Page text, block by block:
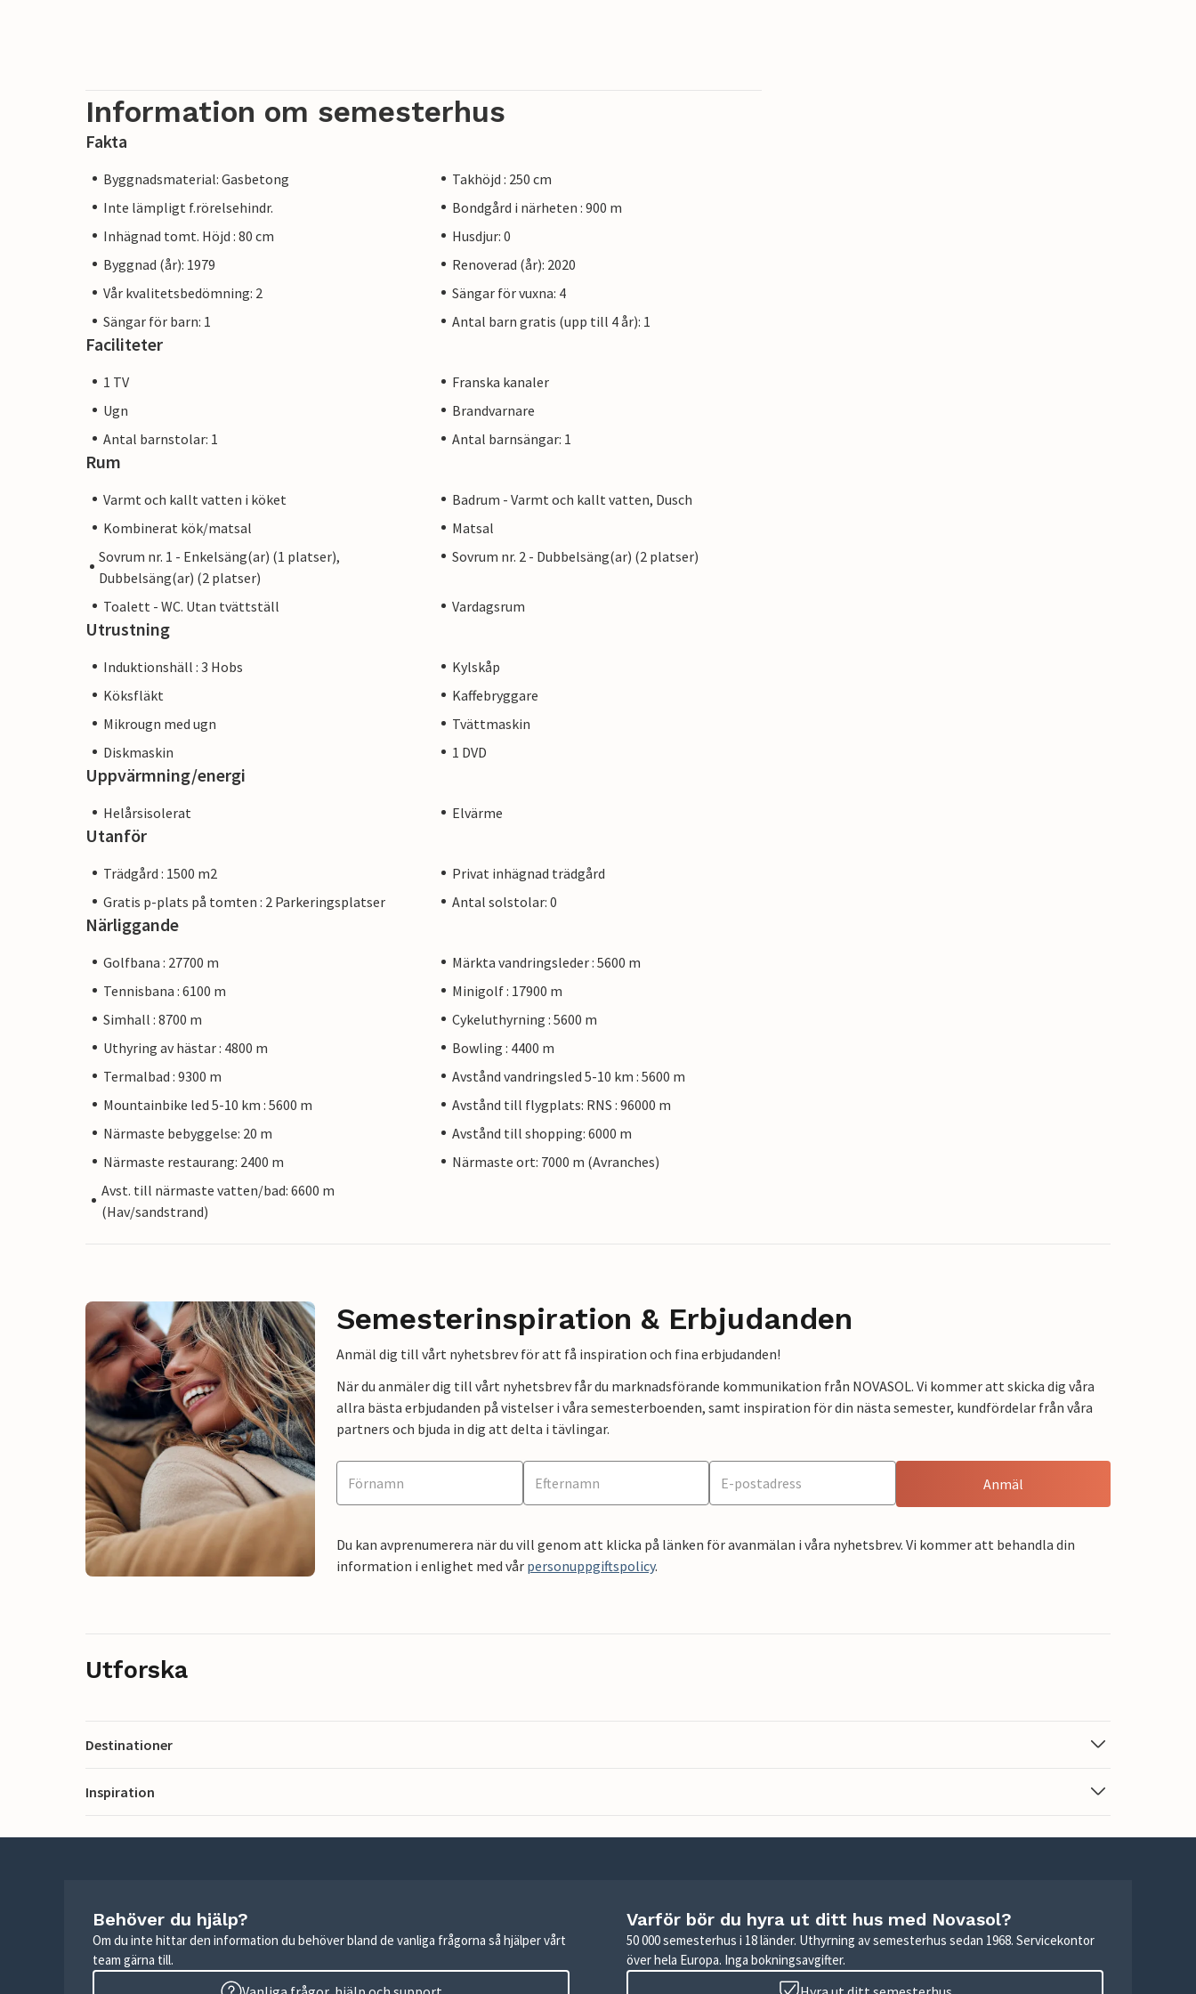
Information om semesterhus
Fakta
Byggnadsmaterial: Gasbetong
Takhöjd : 250 cm
Inte lämpligt f.rörelsehindr.
Bondgård i närheten : 900 m
Inhägnad tomt. Höjd : 80 cm
Husdjur: 0
Byggnad (år): 1979
Renoverad (år): 2020
Vår kvalitetsbedömning: 2
Sängar för vuxna: 4
Sängar för barn: 1
Antal barn gratis (upp till 4 år): 1
Faciliteter
1 TV
Franska kanaler
Ugn
Brandvarnare
Antal barnstolar: 1
Antal barnsängar: 1
Rum
Varmt och kallt vatten i köket
Badrum - Varmt och kallt vatten, Dusch
Kombinerat kök/matsal
Matsal
Sovrum nr. 1 - Enkelsäng(ar) (1 platser),
Dubbelsäng(ar) (2 platser)
Sovrum nr. 2 - Dubbelsäng(ar) (2 platser)
Toalett - WC. Utan tvättställ Vardagsrum
Utrustning
Induktionshäll : 3 Hobs
Kylskåp
Köksfläkt
Kaffebryggare
Mikrougn med ugn
Tvättmaskin
Diskmaskin
1 DVD
Uppvärmning/energi
Helårsisolerat Elvärme
Utanför
Trädgård : 1500 m2
Privat inhägnad trädgård
Gratis p-plats på tomten : 2 Parkeringsplatser
Antal solstolar: 0
Närliggande
Golfbana : 27700 m
Märkta vandringsleder : 5600 m
Tennisbana : 6100 m
Minigolf : 17900 m
Simhall : 8700 m
Cykeluthyrning : 5600 m
Uthyring av hästar : 4800 m
Bowling : 4400 m
Termalbad : 9300 m
Avstånd vandringsled 5-10 km : 5600 m
Mountainbike led 5-10 km : 5600 m
Avstånd till flygplats: RNS : 96000 m
Närmaste bebyggelse: 20 m
Avstånd till shopping: 6000 m
Närmaste restaurang: 2400 m
Närmaste ort: 7000 m (Avranches)
Avst. till närmaste vatten/bad: 6600 m
(Hav/sandstrand)
Semesterinspiration & Erbjudanden
Anmäl dig till vårt nyhetsbrev för att få inspiration och fina erbjudanden!
När du anmäler dig till vårt nyhetsbrev får du marknadsförande kommunikation från NOVASOL. Vi kommer att skicka dig våra
allra bästa erbjudanden på vistelser i våra semesterboenden, samt inspiration för din nästa semester, kundfördelar från våra
partners och bjuda in dig att delta i tävlingar.
Anmäl
Du kan avprenumerera när du vill genom att klicka på länken för avanmälan i våra nyhetsbrev. Vi kommer att behandla din
information i enlighet med vår personuppgiftspolicy.
Utforska
Destinationer
Inspiration
Behöver du hjälp?
Om du inte hittar den information du behöver bland de vanliga frågorna så hjälper vårt
team gärna till.
Varför bör du hyra ut ditt hus med Novasol?
50 000 semesterhus i 18 länder. Uthyrning av semesterhus sedan 1968. Servicekontor
över hela Europa. Inga bokningsavgifter.